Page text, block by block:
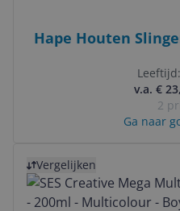
Hape Houten
Leeftijd:
v.a. €
2
Ga naar
Vergelijken